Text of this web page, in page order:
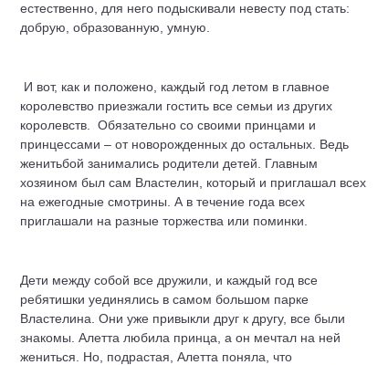
естественно, для него подыскивали невесту под стать:
добрую, образованную, умную.
И вот, как и положено, каждый год летом в главное
королевство приезжали гостить все семьи из других
королевств. Обязательно со своими принцами и
принцессами – от новорожденных до остальных. Ведь
женитьбой занимались родители детей. Главным
хозяином был сам Властелин, который и приглашал всех
на ежегодные смотрины. А в течение года всех
приглашали на разные торжества или поминки.
Дети между собой все дружили, и каждый год все
ребятишки уединялись в самом большом парке
Властелина. Они уже привыкли друг к другу, все были
знакомы. Алетта любила принца, а он мечтал на ней
жениться. Но, подрастая, Алетта поняла, что